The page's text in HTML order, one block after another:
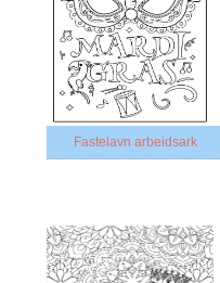
Fastelavn arbeidsark